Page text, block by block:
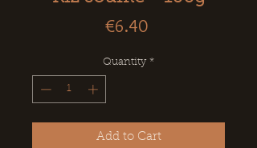
€6.40Price
Quantity *
Add to Cart